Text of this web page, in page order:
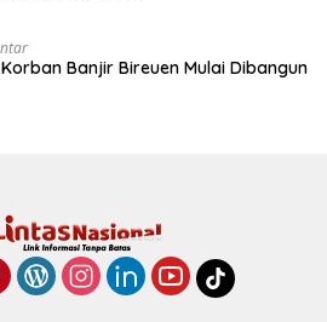
Banjir Bireuen Mulai Dibangun